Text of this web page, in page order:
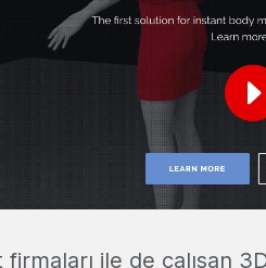
ile de çalışan